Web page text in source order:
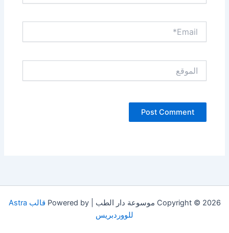
Copyright © 2026 موسوعة دار الطب | Powered by
قالب Astra
للووردبريس